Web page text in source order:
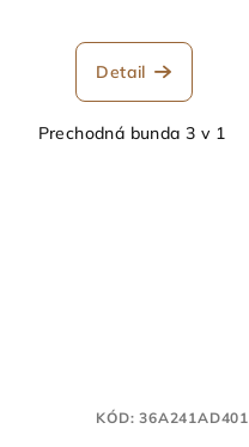
Detail
Prechodná bunda 3 v 1
KÓD:36A241AD401